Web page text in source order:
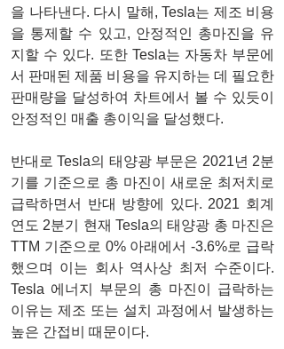
을 나타낸다. 다시 말해, Tesla는 제조 비용
을 통제할 수 있고, 안정적인 총마진을 유
지할 수 있다. 또한 Tesla는 자동차 부문에
서 판매된 제품 비용을 유지하는 데 필요한
판매량을 달성하여 차트에서 볼 수 있듯이
안정적인 매출 총이익을 달성했다.
반대로 Tesla의 태양광 부문은 2021년 2분
기를 기준으로 총 마진이 새로운 최저치로
급락하면서 반대 방향에 있다. 2021 회계
연도 2분기 현재 Tesla의 태양광 총 마진은
TTM 기준으로 0% 아래에서 -3.6%로 급락
했으며 이는 회사 역사상 최저 수준이다.
Tesla 에너지 부문의 총 마진이 급락하는
이유는 제조 또는 설치 과정에서 발생하는
높은 간접비 때문이다.